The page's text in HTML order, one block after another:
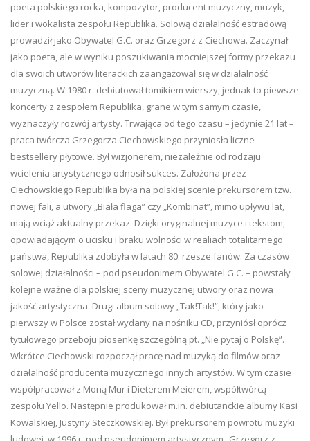
poeta polskiego rocka, kompozytor, producent muzyczny, muzyk,
lider i wokalista zespołu Republika. Solową działalność estradową
prowadził jako Obywatel G.C. oraz Grzegorz z Ciechowa. Zaczynał
jako poeta, ale w wyniku poszukiwania mocniejszej formy przekazu
dla swoich utworów literackich zaangażował się w działalność
muzyczną. W 1980 r. debiutował tomikiem wierszy, jednak to piewsze
koncerty z zespołem Republika, grane w tym samym czasie,
wyznaczyły rozwój artysty. Trwająca od tego czasu – jedynie 21 lat –
praca twórcza Grzegorza Ciechowskiego przyniosła liczne
bestsellery płytowe. Był wizjonerem, niezależnie od rodzaju
wcielenia artystycznego odnosił sukces. Założona przez
Ciechowskiego Republika była na polskiej scenie prekursorem tzw.
nowej fali, a utwory „Biała flaga” czy „Kombinat”, mimo upływu lat,
mają wciąż aktualny przekaz. Dzięki oryginalnej muzyce i tekstom,
opowiadającym o ucisku i braku wolności w realiach totalitarnego
państwa, Republika zdobyła w latach 80. rzesze fanów. Za czasów
solowej działalności – pod pseudonimem Obywatel G.C. – powstały
kolejne ważne dla polskiej sceny muzycznej utwory oraz nowa
jakość artystyczna. Drugi album solowy „Tak!Tak!”, który jako
pierwszy w Polsce został wydany na nośniku CD, przyniósł oprócz
tytułowego przeboju piosenkę szczególną pt. „Nie pytaj o Polskę”.
Wkrótce Ciechowski rozpoczął pracę nad muzyką do filmów oraz
działalność producenta muzycznego innych artystów. W tym czasie
współpracował z Moną Mur i Dieterem Meierem, współtwórcą
zespołu Yello. Następnie produkował m.in. debiutanckie albumy Kasi
Kowalskiej, Justyny Steczkowskiej. Był prekursorem powrotu muzyki